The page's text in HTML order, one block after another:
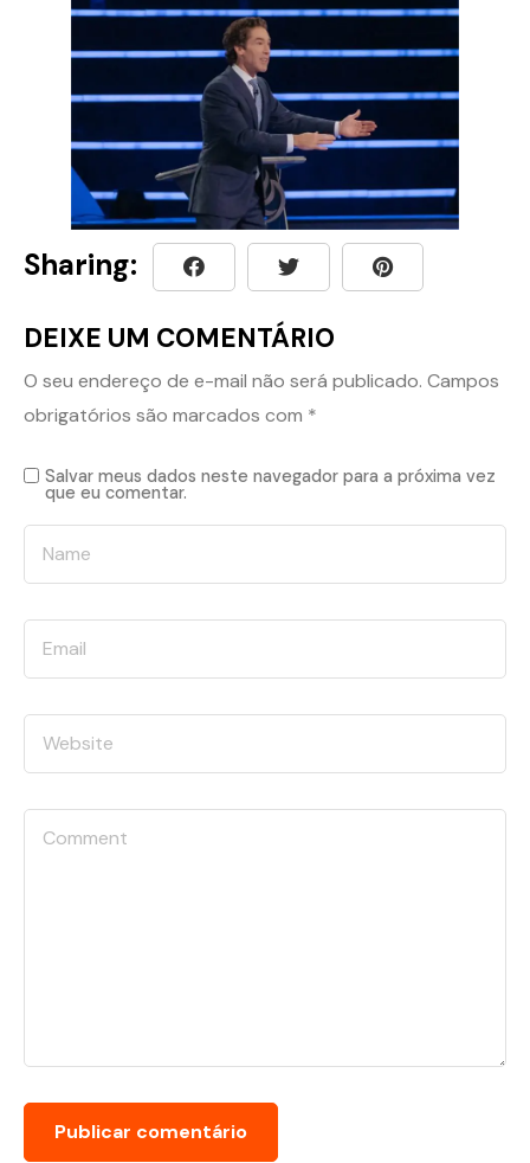
Sharing:
DEIXE UM COMENTÁRIO
O seu endereço de e-mail não será publicado. Campos
obrigatórios são marcados com *
Salvar meus dados neste navegador para a próxima vez
que eu comentar.